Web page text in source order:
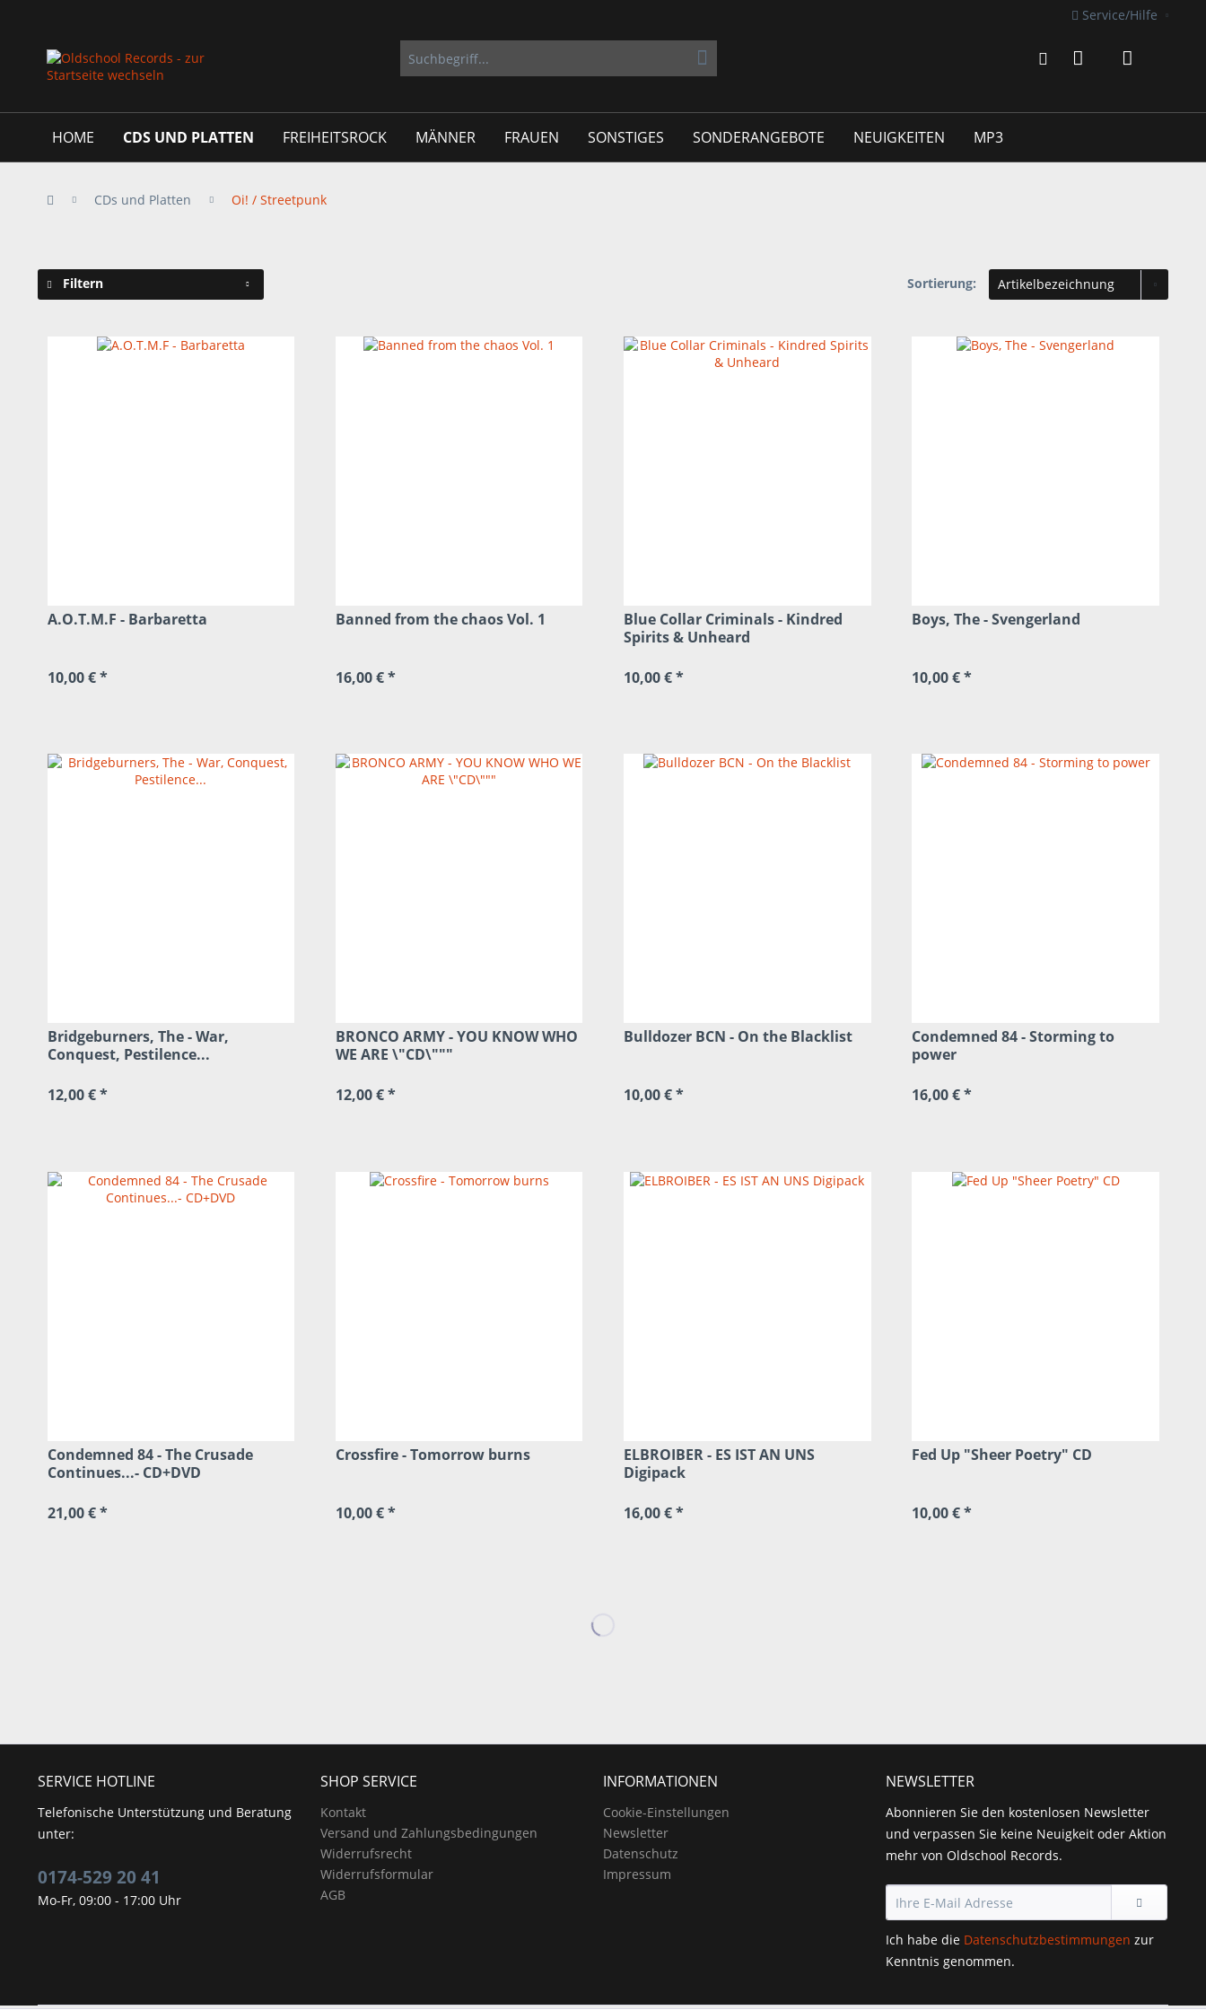
Service/Hilfe
HOME CDS UND PLATTEN FREIHEITSROCK MÄNNER FRAUEN SONSTIGES SONDERANGEBOTE NEUIGKEITEN MP3
CDs und Platten Oi! / Streetpunk
Filtern Sortierung:
A.O.T.M.F - Barbaretta
10,00 € *
Banned from the chaos Vol. 1
16,00 € *
Blue Collar Criminals - Kindred
Spirits & Unheard
10,00 € *
Boys, The - Svengerland
10,00 € *
Bridgeburners, The - War,
Conquest, Pestilence...
12,00 € *
BRONCO ARMY - YOU KNOW WHO
WE ARE \"CD\"""
12,00 € *
Bulldozer BCN - On the Blacklist
10,00 € *
Condemned 84 - Storming to
power
16,00 € *
Condemned 84 - The Crusade
Continues...- CD+DVD
21,00 € *
Crossfire - Tomorrow burns
10,00 € *
ELBROIBER - ES IST AN UNS
Digipack
16,00 € *
Fed Up "Sheer Poetry" CD
10,00 € *
SERVICE HOTLINE
Telefonische Unterstützung und Beratung
unter:
0174-529 20 41
Mo-Fr, 09:00 - 17:00 Uhr
SHOP SERVICE
Kontakt
Versand und Zahlungsbedingungen
Widerrufsrecht
Widerrufsformular
AGB
INFORMATIONEN
Cookie-Einstellungen
Newsletter
Datenschutz
Impressum
NEWSLETTER
Abonnieren Sie den kostenlosen Newsletter
und verpassen Sie keine Neuigkeit oder Aktion
mehr von Oldschool Records.
Ich habe die Datenschutzbestimmungen zur
Kenntnis genommen.